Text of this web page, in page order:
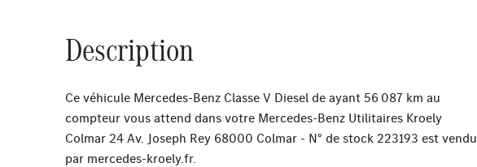
Description
Ce véhicule Mercedes-Benz Classe V Diesel de ayant 56 087 km au
compteur vous attend dans votre Mercedes-Benz Utilitaires Kroely
Colmar 24 Av. Joseph Rey 68000 Colmar - N° de stock 223193 est vendu
par mercedes-kroely.fr.